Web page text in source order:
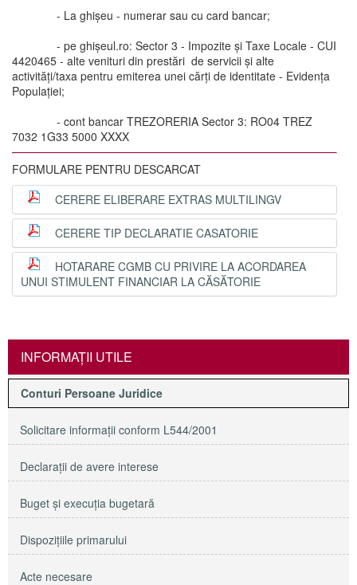
- La ghișeu - numerar sau cu card bancar;
- pe ghișeul.ro: Sector 3 - Impozite și Taxe Locale - CUI
4420465 - alte venituri din prestări de servicii și alte
activități/taxa pentru emiterea unei cărți de identitate - Evidența
Populației;
- cont bancar TREZORERIA Sector 3: RO04 TREZ
7032 1G33 5000 XXXX
FORMULARE PENTRU DESCARCAT
CERERE ELIBERARE EXTRAS MULTILINGV
CERERE TIP DECLARATIE CASATORIE
HOTARARE CGMB CU PRIVIRE LA ACORDAREA
UNUI STIMULENT FINANCIAR LA CĂSĂTORIE
INFORMAŢII UTILE
Conturi Persoane Juridice
Solicitare informaţii conform L544/2001
Declaraţii de avere interese
Buget şi execuţia bugetară
Dispoziţiile primarului
Acte necesare